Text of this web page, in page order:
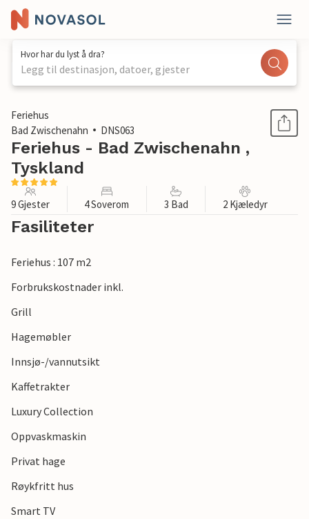
Hvor har du lyst å dra?
Legg til destinasjon, datoer, gjester
1 / 1
Feriehus
Bad Zwischenahn
DNS063
Feriehus - Bad Zwischenahn ,
Tyskland
9 Gjester 4 Soverom 3 Bad 2 Kjæledyr
Fasiliteter
Feriehus : 107 m2
Forbrukskostnader inkl.
Grill
Hagemøbler
Innsjø-/vannutsikt
Kaffetrakter
Luxury Collection
Oppvaskmaskin
Privat hage
Røykfritt hus
Smart TV